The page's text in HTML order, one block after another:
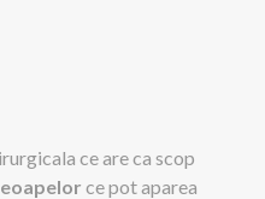
ce are ca scop
ce pot aparea